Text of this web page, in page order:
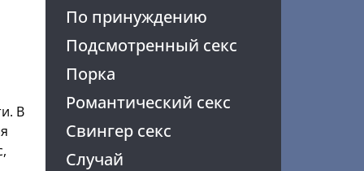
По принуждению
Подсмотренный секс
Порка
Романтический секс
Свингер секс
Случай
В